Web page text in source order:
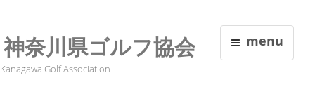
menu
神奈川県ゴルフ協会
Kanagawa Golf Association